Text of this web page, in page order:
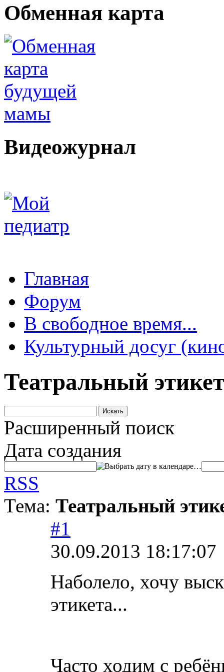
Обменная карта
Видеожурнал
Главная
Форум
В свободное время...
Культурный досуг
Театральный этикет
Расширенный поиск
Дата создания
…
RSS
Тема: Театральный
#1
30.09.2013 18:17:07
Наболело, хочу
этикета...
Часто ходим с